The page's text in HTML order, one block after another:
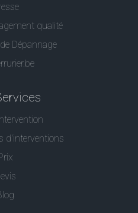
qualité
Dépannage
d'interventions